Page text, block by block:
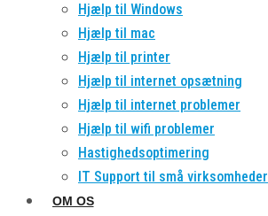
Hjælp til Windows
Hjælp til mac
Hjælp til printer
Hjælp til internet opsætning
Hjælp til internet problemer
Hjælp til wifi problemer
Hastighedsoptimering
IT Support til små virksomheder
OM OS